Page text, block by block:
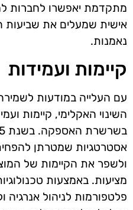
מתקדמת יאפשרו לחברות
אישית שמעלים את שביעות
נאמנות.
קיימות ועמידות
עם העלייה במודעות
השינוי האקלימי, קיימות
אסטרטגיות שמטרתן
ולשפר את הקיימות של
מציעות. באמצעות
פלטפורמות לניהול אנרגיה